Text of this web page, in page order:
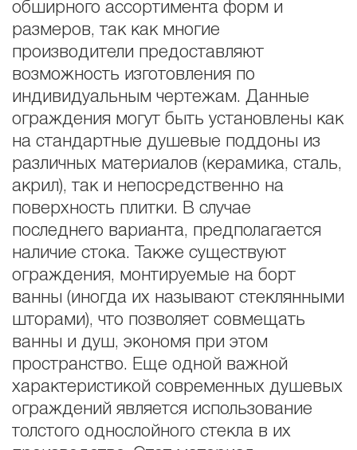
обширного ассортимента форм и
размеров, так как многие
производители предоставляют
возможность изготовления по
индивидуальным чертежам. Данные
ограждения могут быть установлены как
на стандартные душевые поддоны из
различных материалов (керамика, сталь,
акрил), так и непосредственно на
поверхность плитки. В случае
последнего варианта, предполагается
наличие стока. Также существуют
ограждения, монтируемые на борт
ванны (иногда их называют стеклянными
шторами), что позволяет совмещать
ванны и душ, экономя при этом
пространство. Еще одной важной
характеристикой современных душевых
ограждений является использование
толстого однослойного стекла в их